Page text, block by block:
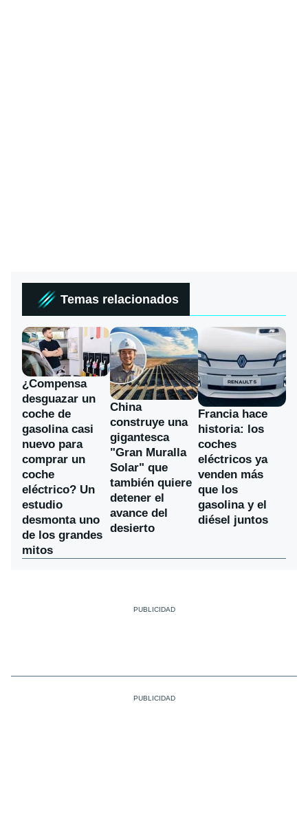
Temas relacionados
¿Compensa
desguazar un
coche de
gasolina casi
nuevo para
comprar un
coche
eléctrico? Un
estudio
desmonta uno
de los grandes
mitos
China
construye una
gigantesca
"Gran Muralla
Solar" que
también quiere
detener el
avance del
desierto
Francia hace
historia: los
coches
eléctricos ya
venden más
que los
gasolina y el
diésel juntos